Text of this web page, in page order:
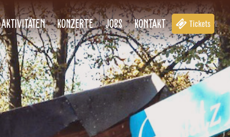
Aktivitäten KONZERTE Jobs Kontakt Tickets